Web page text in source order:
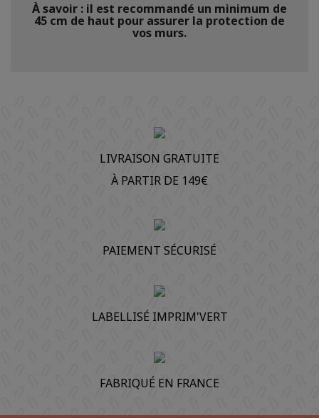
À savoir : il est recommandé un minimum de
45 cm de haut pour assurer la protection de
vos murs.
LIVRAISON GRATUITE
À PARTIR DE 149€
PAIEMENT SÉCURISÉ
LABELLISÉ IMPRIM'VERT
FABRIQUÉ EN FRANCE